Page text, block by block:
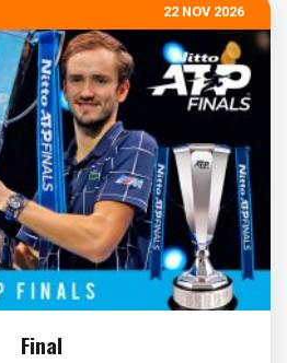
22 NOV 2026
Final